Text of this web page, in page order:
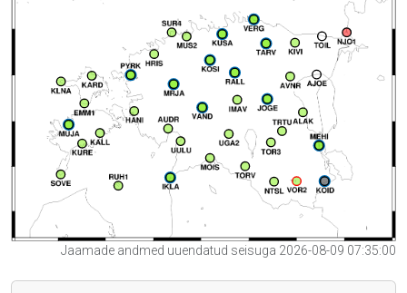
Jaamade andmed uuendatud seisuga 2026-08-09 07:35:00